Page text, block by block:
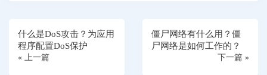
什么是DoS攻击？为应用
程序配置DoS保护
« 上一篇
僵尸网络有什么用？僵
尸网络是如何工作的？
下一篇 »